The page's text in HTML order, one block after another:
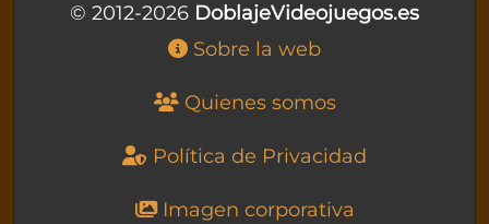
© 2012-2026 DoblajeVideojuegos.es
Sobre la web
Quienes somos
Política de Privacidad
Imagen corporativa